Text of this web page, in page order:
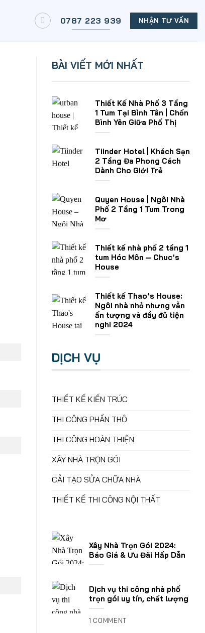
0787 223 939 NHẬN TƯ VẤN
BÀI VIẾT MỚI NHẤT
Thiết Kế Nhà Phố 3 Tầng
1 Tum Tại Bình Tân | Chốn
Bình Yên Giữa Phố Thị
Tiinder Hotel | Khách Sạn
2 Tầng Đa Phong Cách
Dành Cho Giới Trẻ
Quyen House | Ngôi Nhà
Phố 2 Tầng 1 Tum Trong
Mơ
Thiết kế nhà phố 2 tầng 1
tum Hóc Môn – Chuc’s
House
Thiết kế Thao’s House:
Ngôi nhà nhỏ nhưng vẫn
ấn tượng và đầy đủ tiện
nghi 2024
DỊCH VỤ
THIẾT KẾ KIẾN TRÚC
THI CÔNG PHẦN THÔ
THI CÔNG HOÀN THIỆN
XÂY NHÀ TRỌN GÓI
CẢI TẠO SỬA CHỮA NHÀ
THIẾT KẾ THI CÔNG NỘI THẤT
Xây Nhà Trọn Gói 2024:
Báo Giá & Ưu Đãi Hấp Dẫn
Dịch vụ thi công nhà phố
trọn gói uy tín, chất lượng
1 COMMENT